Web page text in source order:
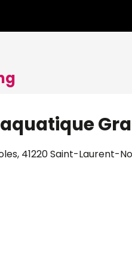
41220 Saint-Laurent-